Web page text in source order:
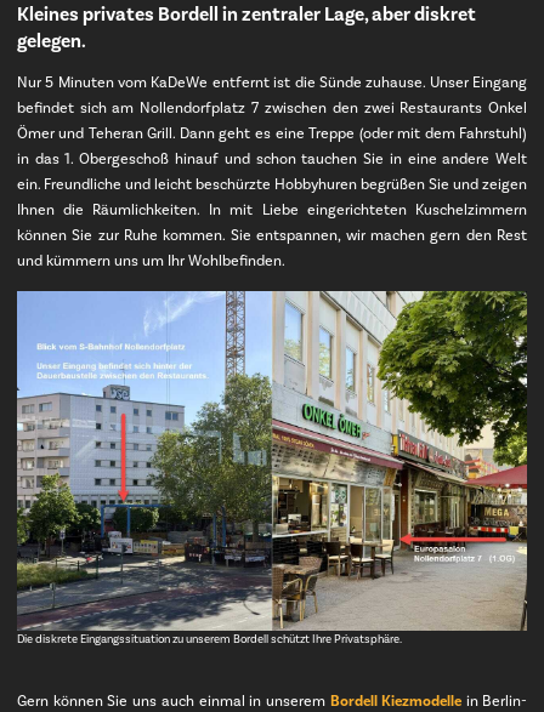
Kleines privates Bordell in zentraler Lage, aber diskret
gelegen.
Nur 5 Minuten vom KaDeWe entfernt ist die Sünde zuhause. Unser Eingang
befindet sich am Nollendorfplatz 7 zwischen den zwei Restaurants Onkel
Ömer und Teheran Grill. Dann geht es eine Treppe (oder mit dem Fahrstuhl)
in das 1. Obergeschoß hinauf und schon tauchen Sie in eine andere Welt
ein. Freundliche und leicht beschürzte Hobbyhuren begrüßen Sie und zeigen
Ihnen die Räumlichkeiten. In mit Liebe eingerichteten Kuschelzimmern
können Sie zur Ruhe kommen. Sie entspannen, wir machen gern den Rest
und kümmern uns um Ihr Wohlbefinden.
Die diskrete Eingangssituation zu unserem Bordell schützt Ihre Privatsphäre.
Gern können Sie uns auch einmal in unserem Bordell Kiezmodellein Berlin-